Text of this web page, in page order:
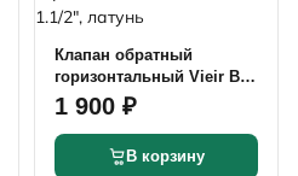
Клапан обратный
горизонтальный Vieir ВВ
1.1/2", латунь
1 900 ₽
В корзину